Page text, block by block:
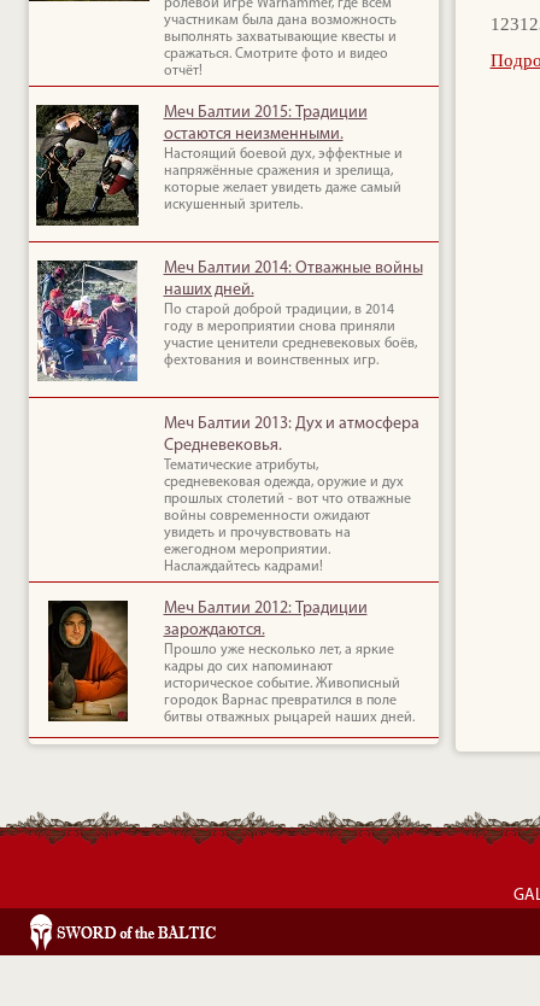
ролевой игре Warhammer, где всем
участникам была дана возможность
выполнять захватывающие квесты и
сражаться. Смотрите фото и видео
отчёт!
Меч Балтии 2015: Традиции
остаются неизменными.
Настоящий боевой дух, эффектные и
напряжённые сражения и зрелища,
которые желает увидеть даже самый
искушенный зритель.
Меч Балтии 2014: Отважные войны
наших дней.
По старой доброй традиции, в 2014
году в мероприятии снова приняли
участие ценители средневековых боёв,
фехтования и воинственных игр.
Меч Балтии 2013: Дух и атмосфера
Средневековья.
Тематические атрибуты,
средневековая одежда, оружие и дух
прошлых столетий - вот что отважные
войны современности ожидают
увидеть и прочувствовать на
ежегодном мероприятии.
Наслаждайтесь кадрами!
Меч Балтии 2012: Традиции
зарождаются.
Прошло уже несколько лет, а яркие
кадры до сих напоминают
историческое событие. Живописный
городок Варнас превратился в поле
битвы отважных рыцарей наших дней.